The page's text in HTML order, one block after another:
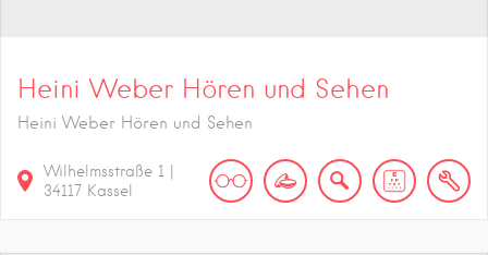
Heini Weber Hören und Sehen
Heini Weber Hören und Sehen
Wilhelmsstraße 1
34117 Kassel